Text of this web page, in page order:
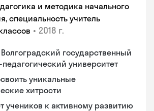
и методика начального
специальность учитель
• 2018 г.
государственный
университет
уникальные
хитрости
учеников к активному развитию